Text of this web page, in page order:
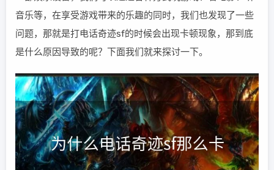
音乐等，在享受游戏带来的乐趣的同时，我们也发现了一些
问题，那就是打电话奇迹sf的时候会出现卡顿现象，那到底
是什么原因导致的呢？下面我们就来探讨一下。